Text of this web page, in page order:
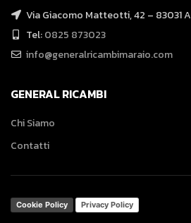
Via Giacomo Matteotti, 42 – 83031
Tel:0825 873023
info@generalricambimaraio.com
GENERAL RICAMBI
Chi Siamo
Contatti
Cookie Policy Privacy Policy